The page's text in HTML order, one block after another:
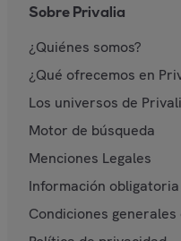
Sobre Privalia
¿Quiénes somos?
¿Qué ofrecemos en
Los universos de
Motor de búsqueda
Menciones Legales
Información obligatoria
Condiciones